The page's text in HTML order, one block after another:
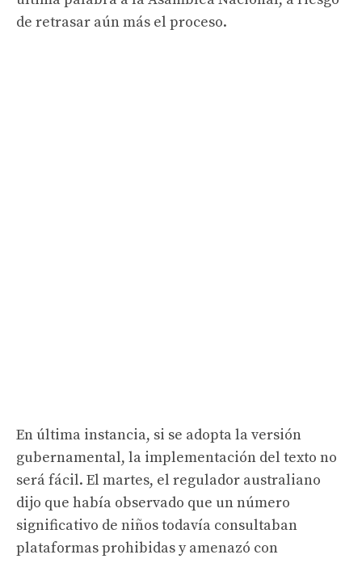
de retrasar aún más el proceso.
En última instancia, si se adopta la versión
gubernamental, la implementación del texto no
será fácil. El martes, el regulador australiano
dijo que había observado que un número
significativo de niños todavía consultaban
plataformas prohibidas y amenazó con